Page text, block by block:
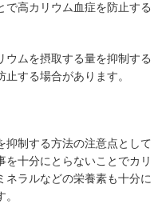
で高カリウム血症を防止する
ウムを摂取する量を抑制する
する場合があります。
抑制する方法の注意点として
を十分にとらないことでカリ
ネラルなどの栄養素も十分に